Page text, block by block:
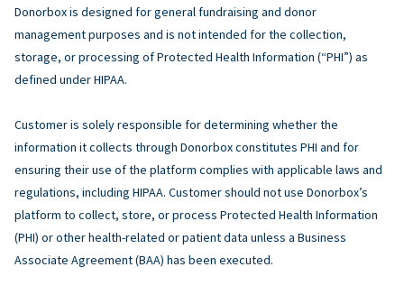
Donorbox is designed for general fundraising and donor
management purposes and is not intended for the collection,
storage, or processing of Protected Health Information (“PHI”) as
defined under HIPAA.
Customer is solely responsible for determining whether the
information it collects through Donorbox constitutes PHI and for
ensuring their use of the platform complies with applicable laws and
regulations, including HIPAA. Customer should not use Donorbox’s
platform to collect, store, or process Protected Health Information
(PHI) or other health-related or patient data unless a Business
Associate Agreement (BAA) has been executed.